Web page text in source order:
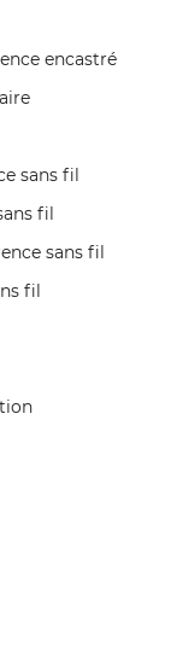
encastré
sans fil
fil
sans fil
fil